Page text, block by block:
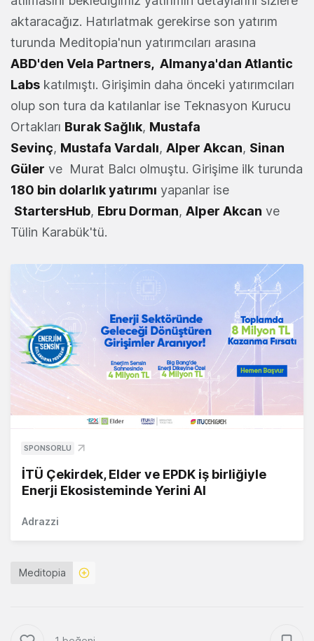
aktaracağız. Hatırlatmak gerekirse son yatırım
turunda Meditopia'nun yatırımcıları arasına
ABD'den Vela Partners, Almanya'dan Atlantic
Labs katılmıştı. Girişimin daha önceki yatırımcıları
olup son tura da katılanlar ise Teknasyon Kurucu
Ortakları Burak Sağlık, Mustafa
Sevinç, Mustafa Vardalı, Alper Akcan, Sinan
Güler ve Murat Balcı olmuştu. Girişime ilk turunda
180 bin dolarlık yatırımı yapanlar ise
StartersHub, Ebru Dorman, Alper Akcan ve
Tülin Karabük'tü.
SPONSORLU
İTÜ Çekirdek, Elder ve EPDK iş birliğiyle
Enerji Ekosisteminde Yerini Al
Adrazzi
Meditopia